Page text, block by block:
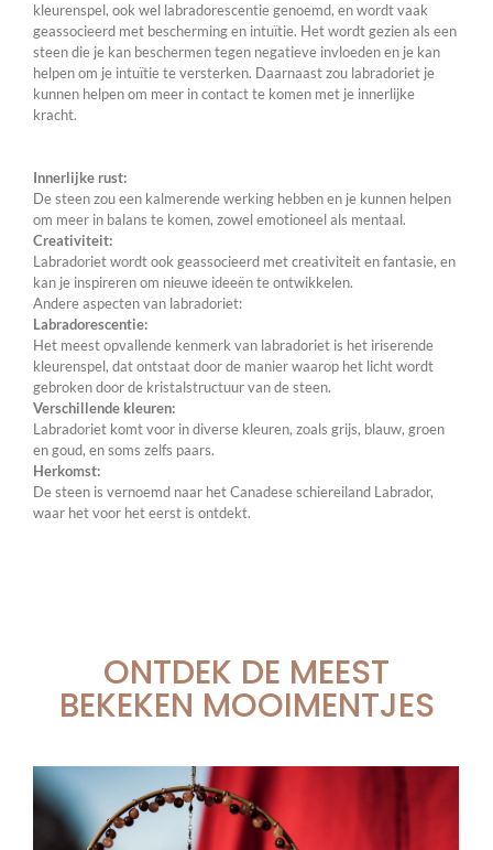
kleurenspel, ook wel labradorescentie genoemd, en wordt vaak
geassocieerd met bescherming en intuïtie. Het wordt gezien als een
steen die je kan beschermen tegen negatieve invloeden en je kan
helpen om je intuïtie te versterken. Daarnaast zou labradoriet je
kunnen helpen om meer in contact te komen met je innerlijke
kracht.
Innerlijke rust:
De steen zou een kalmerende werking hebben en je kunnen helpen
om meer in balans te komen, zowel emotioneel als mentaal.
Creativiteit:
Labradoriet wordt ook geassocieerd met creativiteit en fantasie, en
kan je inspireren om nieuwe ideeën te ontwikkelen.
Andere aspecten van labradoriet:
Labradorescentie:
Het meest opvallende kenmerk van labradoriet is het iriserende
kleurenspel, dat ontstaat door de manier waarop het licht wordt
gebroken door de kristalstructuur van de steen.
Verschillende kleuren:
Labradoriet komt voor in diverse kleuren, zoals grijs, blauw, groen
en goud, en soms zelfs paars.
Herkomst:
De steen is vernoemd naar het Canadese schiereiland Labrador,
waar het voor het eerst is ontdekt.
ONTDEK DE MEEST
BEKEKEN MOOIMENTJES